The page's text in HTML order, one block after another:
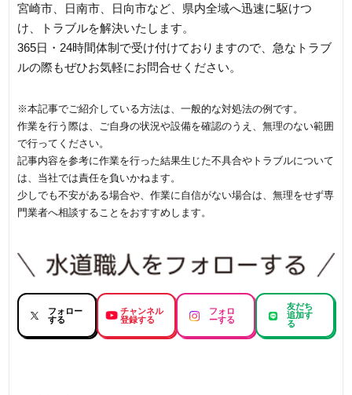
宮崎市、日南市、日向市など、県内全域へ迅速に駆けつ
け、トラブルを解決いたします。
365日・24時間体制で受け付けておりますので、急なトラブ
ルの際もぜひお気軽にお問合せください。
※本記事でご紹介している方法は、一般的な対処法の例です。
作業を行う際は、ご自身の状況や設備を確認のうえ、無理のない範囲
で行ってください。
記事内容を参考に作業を行った結果生じた不具合やトラブルについて
は、当社では責任を負いかねます。
少しでも不安がある場合や、作業に自信がない場合は、無理をせず専
門業者へ相談することをおすすめします。
フォロー
する
チャンネル
登録する
フォロ
ーする
友だち
追加す
る